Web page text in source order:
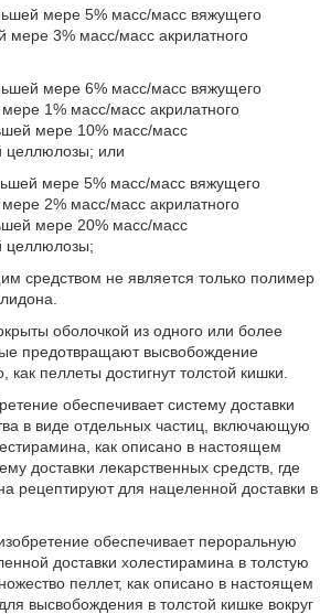
мере 5% масс/масс вяжущего
мере 3% масс/масс акрилатного
мере 6% масс/масс вяжущего
1% масс/масс акрилатного
мере 10% масс/масс
целлюлозы; или
мере 5% масс/масс вяжущего
2% масс/масс акрилатного
мере 20% масс/масс
целлюлозы;
средством не является только полимер
оболочкой из одного или более
предотвращают высвобождение
как пеллеты достигнут толстой кишки.
обеспечивает систему доставки
в виде отдельных частиц, включающую
как описано в настоящем
доставки лекарственных средств, где
рецептируют для нацеленной доставки в
обеспечивает пероральную
доставки холестирамина в толстую
пеллет, как описано в настоящем
высвобождения в толстой кишке вокруг